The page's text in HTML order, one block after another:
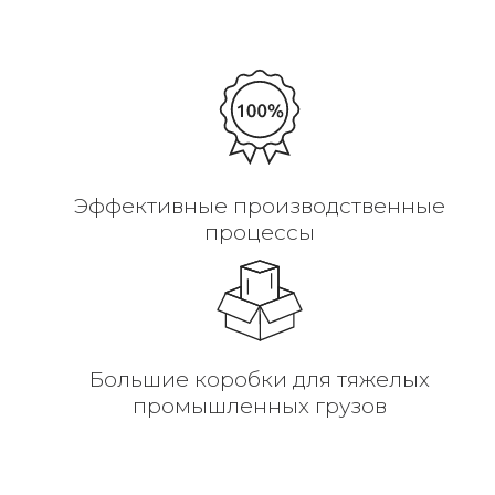
Эффективные производственные
процессы
Большие коробки для тяжелых
промышленных грузов